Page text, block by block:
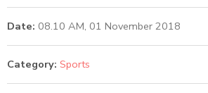
Date: 08.10 AM, 01 November 2018
Category: Sports